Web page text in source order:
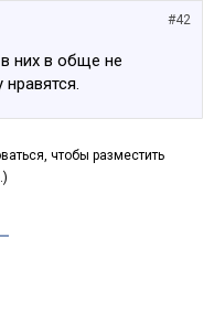
#42
них в обще не
чтобы разместить